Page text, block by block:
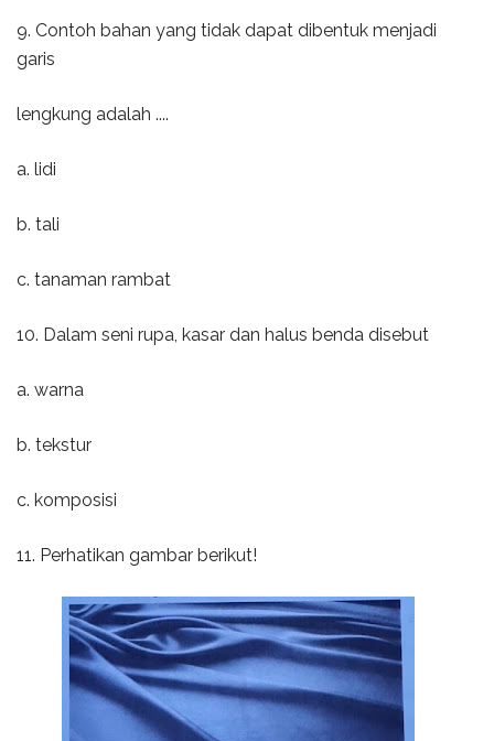
9. Contoh bahan yang tidak dapat dibentuk menjadi
garis
lengkung adalah ....
a. lidi
b. tali
c. tanaman rambat
10. Dalam seni rupa, kasar dan halus benda disebut
a. warna
b. tekstur
c. komposisi
11. Perhatikan gambar berikut!